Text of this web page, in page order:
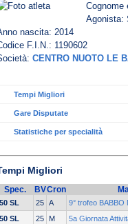
Agonista:
nascita: 2014
F.I.N.: 1190602
CENTRO NUOTO LE
Tempi Migliori
Gare Disputate
Statistiche per specialità
Migliori
Spec. BVCron
50 SL 25 A
9° trofeo BABBO
50 SL
25 M
5a Giornata